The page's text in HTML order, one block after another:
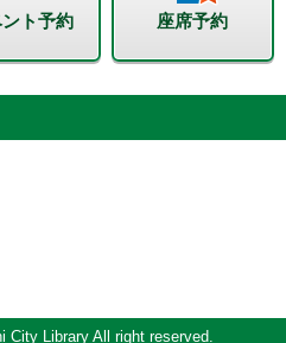
ト予約 座席予約
City Library All right reserved.